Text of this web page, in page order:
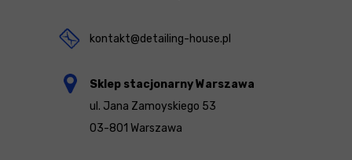
kontakt@detailing-house.pl
Sklep stacjonarny Warszawa
ul. Jana Zamoyskiego 53
03-801 Warszawa